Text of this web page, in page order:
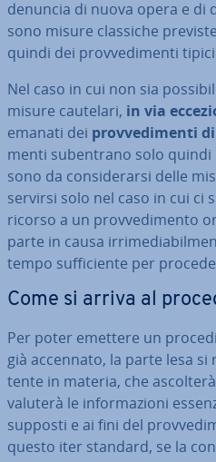
denuncia di nuova opera e di
sono misure classiche
quindi dei prov­ve­di­men­ti
Nel caso in cui non sia
misure cautelari, in via
emanati dei prov­ve­di­men­ti
men­ti su­ben­tra­no solo quindi
sono da con­si­de­rar­si delle
servirsi solo nel caso in cui ci
ricorso a un prov­ve­di­men­to
parte in causa
tempo suf­fi­cien­te per
Come si arriva al
Per poter emettere un
già accennato, la parte lesa
ten­te in materia, che
valuterà le in­for­ma­zio­ni
sup­po­sti e ai fini del
questo iter standard, se la